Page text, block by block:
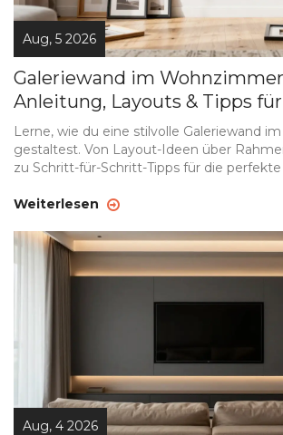
Aug, 5 2026
Galeriewand im
Anleitung, Layouts & Tipps
Lerne, wie du eine stilvolle Galeriewand
gestaltest. Von Layout-Ideen über
zu Schritt-für-Schritt-Tipps für die
Weiterlesen
Aug, 4 2026